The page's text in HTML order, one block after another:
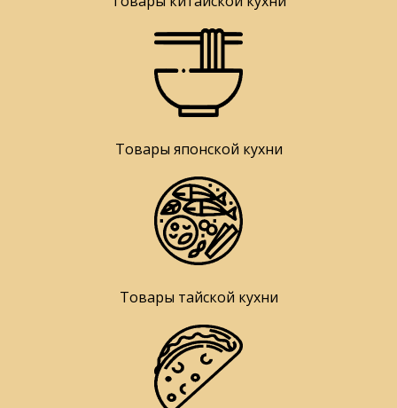
Товары японской кухни
Товары тайской кухни